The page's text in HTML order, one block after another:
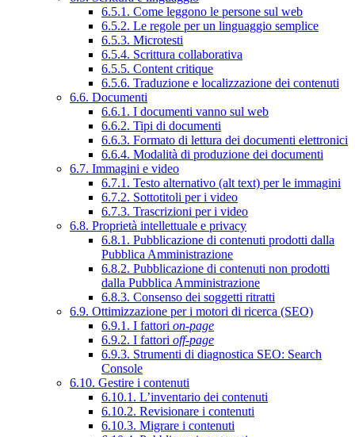
6.5.1. Come leggono le persone sul web
6.5.2. Le regole per un linguaggio semplice
6.5.3. Microtesti
6.5.4. Scrittura collaborativa
6.5.5. Content critique
6.5.6. Traduzione e localizzazione dei contenuti
6.6. Documenti
6.6.1. I documenti vanno sul web
6.6.2. Tipi di documenti
6.6.3. Formato di lettura dei documenti elettronici
6.6.4. Modalità di produzione dei documenti
6.7. Immagini e video
6.7.1. Testo alternativo (alt text) per le immagini
6.7.2. Sottotitoli per i video
6.7.3. Trascrizioni per i video
6.8. Proprietà intellettuale e privacy
6.8.1. Pubblicazione di contenuti prodotti dalla
Pubblica Amministrazione
6.8.2. Pubblicazione di contenuti non prodotti
dalla Pubblica Amministrazione
6.8.3. Consenso dei soggetti ritratti
6.9. Ottimizzazione per i motori di ricerca (SEO)
6.9.1. I fattori on-page
6.9.2. I fattori off-page
6.9.3. Strumenti di diagnostica SEO: Search
Console
6.10. Gestire i contenuti
6.10.1. L’inventario dei contenuti
6.10.2. Revisionare i contenuti
6.10.3. Migrare i contenuti